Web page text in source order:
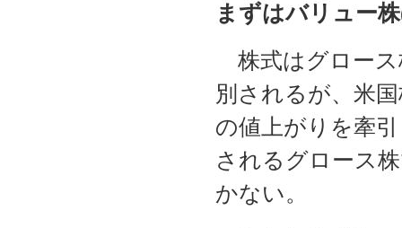
まずはバリュー
株式はグロース
別されるが、米
の値上がりを牽
されるグロース
かない。